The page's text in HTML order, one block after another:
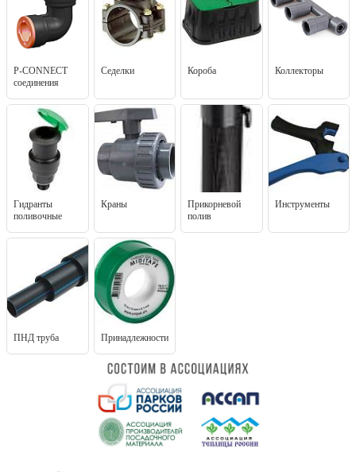
P-CONNECT
соединения
Седелки Короба Коллекторы
Гидранты
поливочные
Краны
Прикорневой
полив
Инструменты
ПНД труба Принадлежности